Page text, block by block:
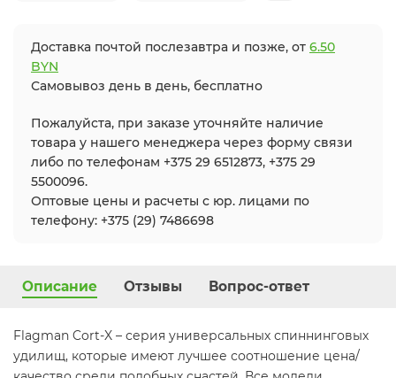
Доставка почтой послезавтра и позже, от 6.50
BYN
Самовывоз день в день, бесплатно
Пожалуйста, при заказе уточняйте наличие
товара у нашего менеджера через форму связи
либо по телефонам +375 29 6512873, +375 29
5500096.
Оптовые цены и расчеты с юр. лицами по
телефону: +375 (29) 7486698
Описание Отзывы Вопрос-ответ
Flagman Cort-X – серия универсальных спиннинговых
удилищ, которые имеют лучшее соотношение цена/